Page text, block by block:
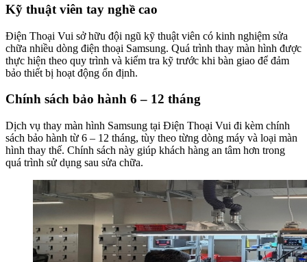
Kỹ thuật viên tay nghề cao
Điện Thoại Vui sở hữu đội ngũ kỹ thuật viên có kinh nghiệm sửa
chữa nhiều dòng điện thoại Samsung. Quá trình thay màn hình được
thực hiện theo quy trình và kiểm tra kỹ trước khi bàn giao để đảm
bảo thiết bị hoạt động ổn định.
Chính sách bảo hành 6 – 12 tháng
Dịch vụ thay màn hình Samsung tại Điện Thoại Vui đi kèm chính
sách bảo hành từ 6 – 12 tháng, tùy theo từng dòng máy và loại màn
hình thay thế. Chính sách này giúp khách hàng an tâm hơn trong
quá trình sử dụng sau sửa chữa.